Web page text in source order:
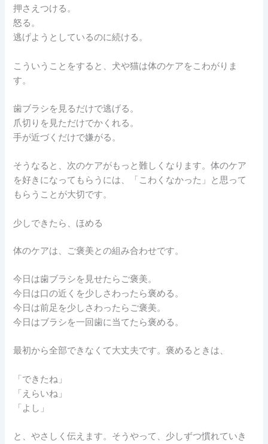
押さえつける。
怒る。
逃げようとしているのに続ける。
こういうことをすると、犬や猫は体のケアをこわがりま
す。
歯ブラシを見るだけで逃げる。
爪切りを見ただけでかくれる。
手が近づくだけで嫌がる。
そうなると、次のケアがもっと難しくなります。体のケア
を好きになってもらうには、「こわくなかった」と思って
もらうことが大切です。
少しできたら、ほめる
体のケアは、ご褒美との組み合わせです。
今日は歯ブラシを見せたらご褒美。
今日は口の近くを少しさわったら褒める。
今日は前足を少しさわったらご褒美。
今日はブラシを一回歯に当てたら褒める。
最初から全部できなくて大丈夫です。褒めるときは、
「できたね」
「えらいね」
「よし」
と、やさしく伝えます。そうやって、少しずつ慣れていき